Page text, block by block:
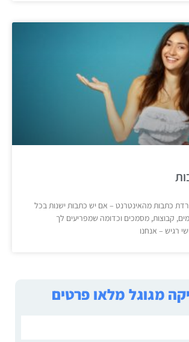
מגוגל מלאו פרטים
כתבות מהאינטרנט – אם יש כתבות ישנות בכל
קבוצות, מסמכים וכדומה שמפריעים לך
רגיש – אנחנו